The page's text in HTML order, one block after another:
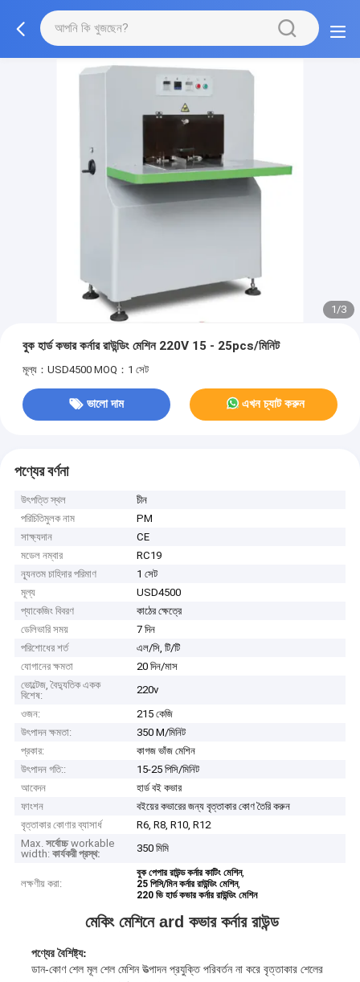
1/3
বুক হার্ড কভার কর্নার রাউন্ডিং মেশিন 220V 15 - 25pcs/মিনিট
মূল্য：USD4500 MOQ：1 সেট
ভালো দাম এখন চ্যাট করুন
পণ্যের বর্ণনা
উৎপত্তি স্থল
চীন
পরিচিতিমুলক নাম
PM
সাক্ষ্যদান
CE
মডেল নম্বার
RC19
ন্যূনতম চাহিদার পরিমাণ
1 সেট
মূল্য
USD4500
প্যাকেজিং বিবরণ
কাঠের ক্ষেত্রে
ডেলিভারি সময়
7 দিন
পরিশোধের শর্ত
এল/সি, টি/টি
যোগানের ক্ষমতা
20 দিন/মাস
ভোল্টেজ, বৈদ্যুতিক একক
বিশেষ:
220v
ওজন:
215 কেজি
উৎপাদন ক্ষমতা:
350 M/মিনিট
প্রকার:
কাগজ ভাঁজ মেশিন
উৎপাদন গতি::
15-25 পিসি/মিনিট
আবেদন
হার্ড বই কভার
ফাংশন
বইয়ের কভারের জন্য বৃত্তাকার কোণ তৈরি করুন
বৃত্তাকার কোণার ব্যাসার্ধ
R6, R8, R10, R12
Max. সর্বোচ্চ workable
width: কার্যকরী প্রস্থ: 350 মিমি
লক্ষণীয় করা:
বুক পেপার রাউন্ড কর্নার কাটিং মেশিন,
25 পিসি/মিন কর্নার রাউন্ডিং মেশিন,
220 ভি হার্ড কভার কর্নার রাউন্ডিং মেশিন
মেকিং মেশিনে ard কভার কর্নার রাউন্ড
পণ্যের বৈশিষ্ট্য:
ডান-কোণ শেল মূল শেল মেশিন উত্পাদন প্রযুক্তি পরিবর্তন না করে বৃত্তাকার শেলের